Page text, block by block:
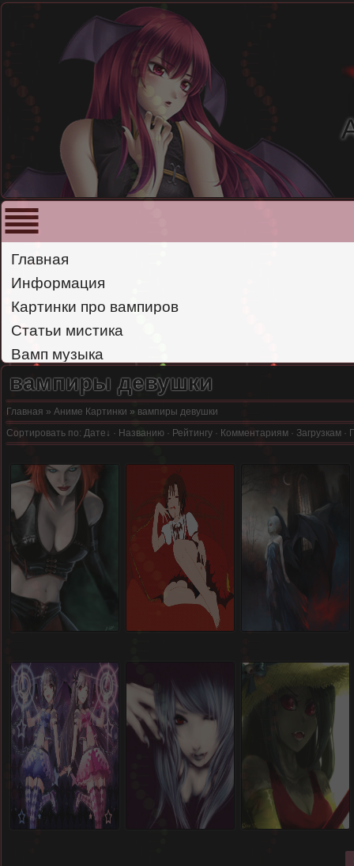
Главная
Информация
Картинки про вампиров
Статьи мистика
Вамп музыка
вампиры девушки
Главная » Аниме Картинки » вампиры девушки
Сортировать по: Дате · Названию · Рейтингу · Комментариям · Загрузкам ·